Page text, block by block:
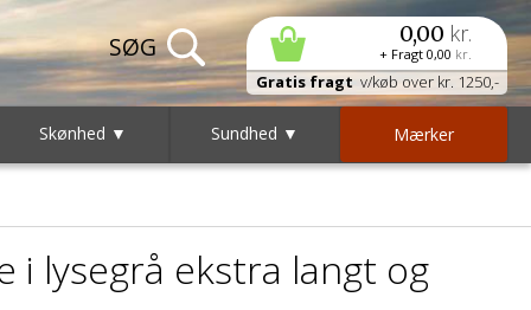
0,00 kr.
+ Fragt 0,00 kr.
Gratis fragt v/køb over kr. 1250,-
Skønhed ▼ Sundhed ▼ Mærker
i lysegrå ekstra langt og